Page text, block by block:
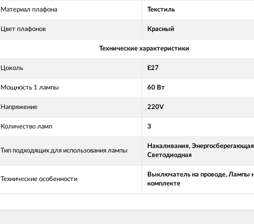
Материал плафона Текстиль
Цвет плафонов Красный
Технические характеристики
Цоколь E27
Мощность 1 лампы 60 Вт
Напряжение 220V
Количество ламп 3
Тип подходящих для использования лампы
Накаливания,
Светодиодная
Технические особенности
Выключатель на проводе, Лампы
комплекте